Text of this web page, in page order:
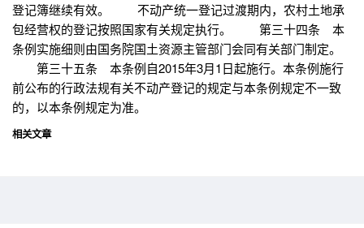
登记簿继续有效。 不动产统一登记过渡期内，农村土地承
包经营权的登记按照国家有关规定执行。 第三十四条 本
条例实施细则由国务院国土资源主管部门会同有关部门制定。
第三十五条 本条例自2015年3月1日起施行。本条例施行
前公布的行政法规有关不动产登记的规定与本条例规定不一致
的，以本条例规定为准。
相关文章